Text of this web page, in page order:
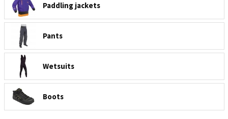
Paddling jackets
Pants
Wetsuits
Boots